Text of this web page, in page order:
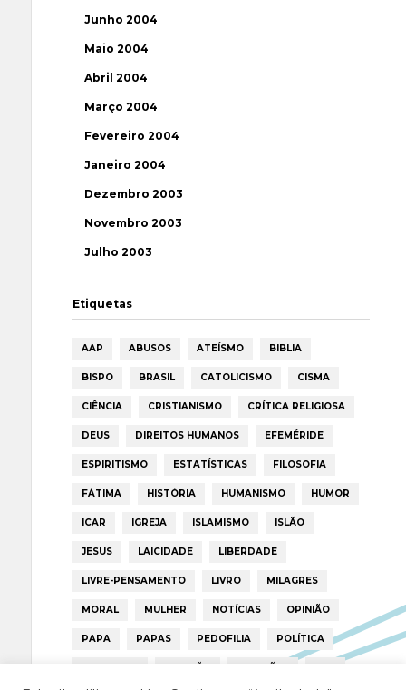
Junho 2004
Maio 2004
Abril 2004
Março 2004
Fevereiro 2004
Janeiro 2004
Dezembro 2003
Novembro 2003
Julho 2003
Etiquetas
AAP ABUSOS ATEÍSMO BIBLIA
BISPO BRASIL CATOLICISMO CISMA
CIÊNCIA CRISTIANISMO CRÍTICA RELIGIOSA
DEUS DIREITOS HUMANOS EFEMÉRIDE
ESPIRITISMO ESTATÍSTICAS FILOSOFIA
FÁTIMA HISTÓRIA HUMANISMO HUMOR
ICAR IGREJA ISLAMISMO ISLÃO
JESUS LAICIDADE LIBERDADE
LIVRE-PENSAMENTO LIVRO MILAGRES
MORAL MULHER NOTÍCIAS OPINIÃO
PAPA PAPAS PEDOFILIA POLÍTICA
PORTUGAL RELIGIÃO RELIGIÕES RTP